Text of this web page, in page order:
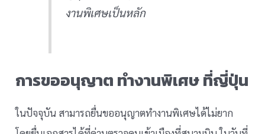
งานพิเศษเป็นหลัก
การขออนุญาต ทำงานพิเศษ ที่ญี่ปุ่น
ในปัจจุบัน สามารถยื่นขออนุญาตทำงานพิเศษได้ไม่ยาก